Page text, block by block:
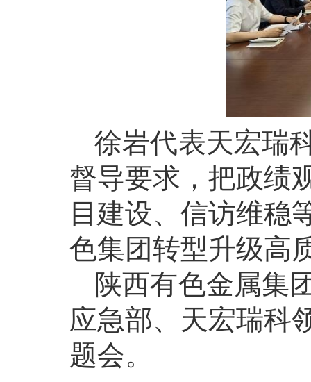
徐岩代表天宏瑞
督导要求，把政绩
目建设、信访维稳
色集团转型升级高
陕西有色金属集
应急部、天宏瑞科
题会。